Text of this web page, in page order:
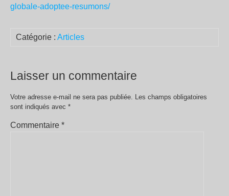
globale-adoptee-resumons/
Catégorie : Articles
Laisser un commentaire
Votre adresse e-mail ne sera pas publiée. Les champs obligatoires
sont indiqués avec *
Commentaire *